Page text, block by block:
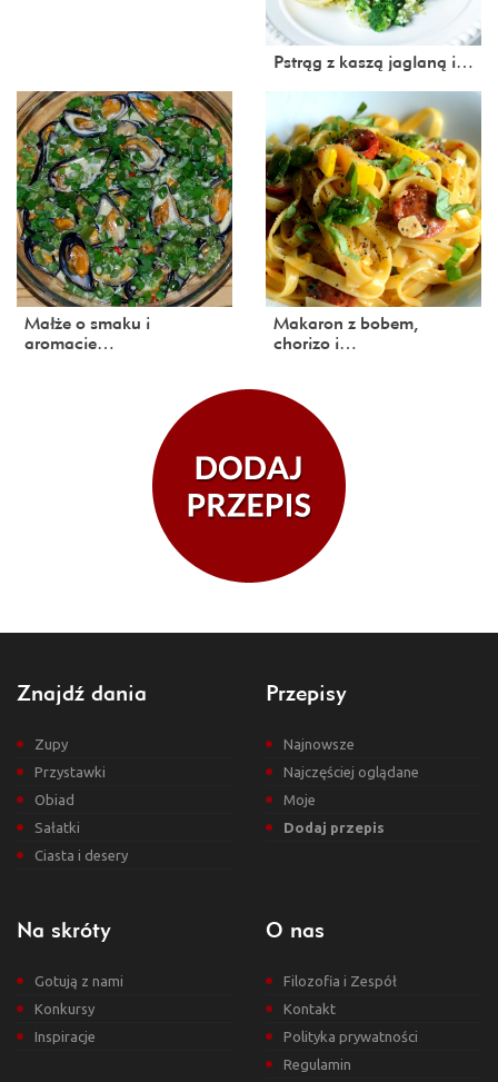
Pstrąg z kaszą jaglaną i…
Małże o smaku i
aromacie…
Makaron z bobem,
chorizo i…
Znajdź dania
Zupy
Przystawki
Obiad
Sałatki
Ciasta i desery
Przepisy
Najnowsze
Najczęściej oglądane
Moje
Dodaj przepis
Na skróty
Gotują z nami
Konkursy
Inspiracje
O nas
Filozofia i Zespół
Kontakt
Polityka prywatności
Regulamin